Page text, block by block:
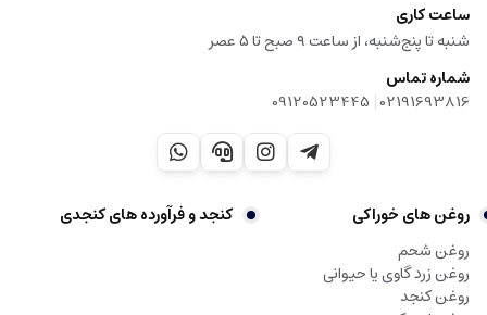
ساعت کاری
شنبه تا پنج‌شنبه، از ساعت ۹ صبح تا ۵ عصر
شماره تماس
02191693816
|
09120523445
روغن های خوراکی
روغن شحم
روغن زرد گاوی یا حیوانی
روغن کنجد
کنجد و فرآورده های کنجدی